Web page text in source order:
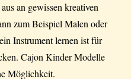
an gewissen kreativen
zum Beispiel Malen oder
Instrument lernen ist für
Cajon Kinder Modelle
Möglichkeit.